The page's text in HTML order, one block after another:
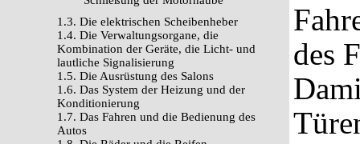
1.3. Die elektrischen Scheibenheber
1.4. Die Verwaltungsorgane, die
Kombination der Geräte, die Licht- und
lautliche Signalisierung
1.5. Die Ausrüstung des Salons
1.6. Das System der Heizung und der
Konditionierung
1.7. Das Fahren und die Bedienung des
Autos
des